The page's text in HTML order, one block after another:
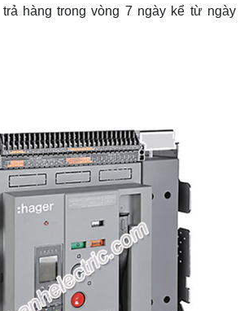
hàng trong vòng 7 ngày kể từ ngày